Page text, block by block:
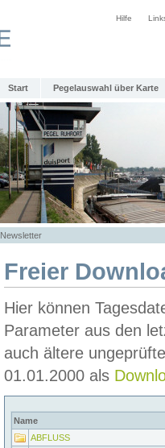
Hilfe
Start Pegelauswahl über Karte
Newsletter
Freier
Hier können
Parameter aus den
auch ältere
01.01.2000 als
Name
ABFLUSS